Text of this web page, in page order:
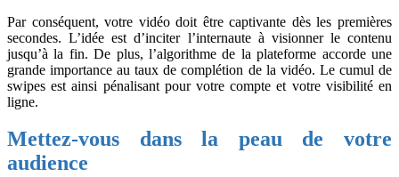
Par conséquent, votre vidéo doit être captivante dès les premières
secondes. L’idée est d’inciter l’internaute à visionner le contenu
jusqu’à la fin. De plus, l’algorithme de la plateforme accorde une
grande importance au taux de complétion de la vidéo. Le cumul de
swipes est ainsi pénalisant pour votre compte et votre visibilité en
ligne.
Mettez-vous dans la peau de votre
audience